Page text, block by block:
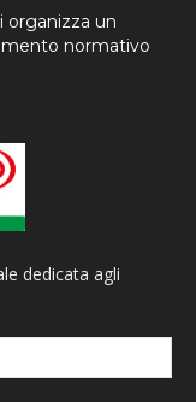
organizza un
normativo
dedicata agli